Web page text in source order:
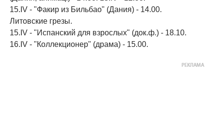
15.IV - "Факир из Бильбао" (Дания) - 14.00.
Литовские грезы.
15.IV - "Испанский для взрослых" (док.ф.) - 18.10.
16.IV - "Коллекционер" (драма) - 15.00.